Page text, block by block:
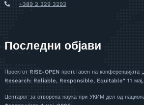
+389 2 329 3293
Последни објави
Проектот RISE-OPEN претставен на
Research: Reliable, Responsible, Equitable“ 11
Центарот за отворена наука при УКИМ дел од